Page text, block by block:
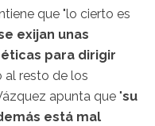
que "lo cierto es
exijan unas
para dirigir
al resto de los
apunta que "su
está mal